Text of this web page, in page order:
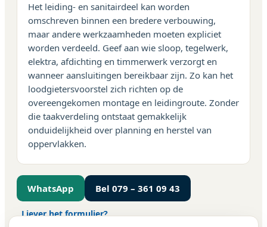
Het leiding- en sanitairdeel kan worden
omschreven binnen een bredere verbouwing,
maar andere werkzaamheden moeten expliciet
worden verdeeld. Geef aan wie sloop, tegelwerk,
elektra, afdichting en timmerwerk verzorgt en
wanneer aansluitingen bereikbaar zijn. Zo kan het
loodgietersvoorstel zich richten op de
overeengekomen montage en leidingroute. Zonder
die taakverdeling ontstaat gemakkelijk
onduidelijkheid over planning en herstel van
oppervlakken.
WhatsApp Bel 079 – 361 09 43
Liever het formulier?